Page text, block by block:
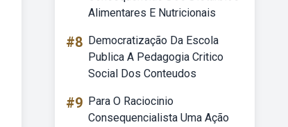
Alimentares E Nutricionais
#8 Democratização Da Escola
Publica A Pedagogia Critico
Social Dos Conteudos
#9 Para O Raciocinio
Consequencialista Uma Ação